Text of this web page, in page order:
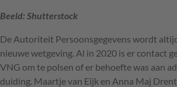
Beeld: Shutterstock
De Autoriteit Persoonsgegevens wordt
nieuwe wetgeving. Al in 2020 is er contact
VNG om te polsen of er behoefte was aan
duiding. Maartje van Eijk en Anna Maj